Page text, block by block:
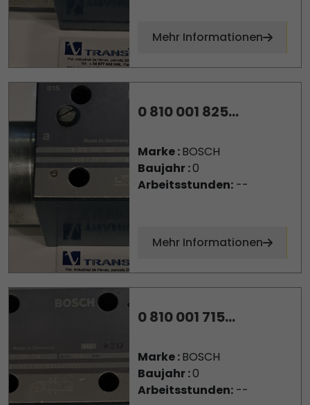
Mehr Informationen
0 810 001 825...
Marke :BOSCH
Baujahr :0
Arbeitsstunden:--
Mehr Informationen
0 810 001 715...
Marke :BOSCH
Baujahr :0
Arbeitsstunden:--